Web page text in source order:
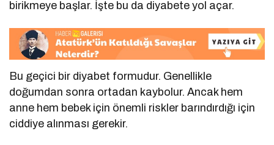
birikmeye başlar. İşte bu da diyabete yol açar.
Bu geçici bir diyabet formudur. Genellikle
doğumdan sonra ortadan kaybolur. Ancak hem
anne hem bebek için önemli riskler barındırdığı için
ciddiye alınması gerekir.